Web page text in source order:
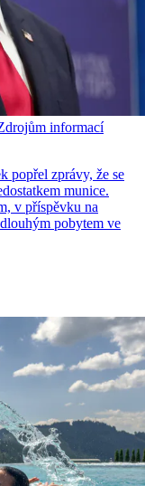
informací
popřel zprávy, že se
munice.
v příspěvku na
pobytem ve